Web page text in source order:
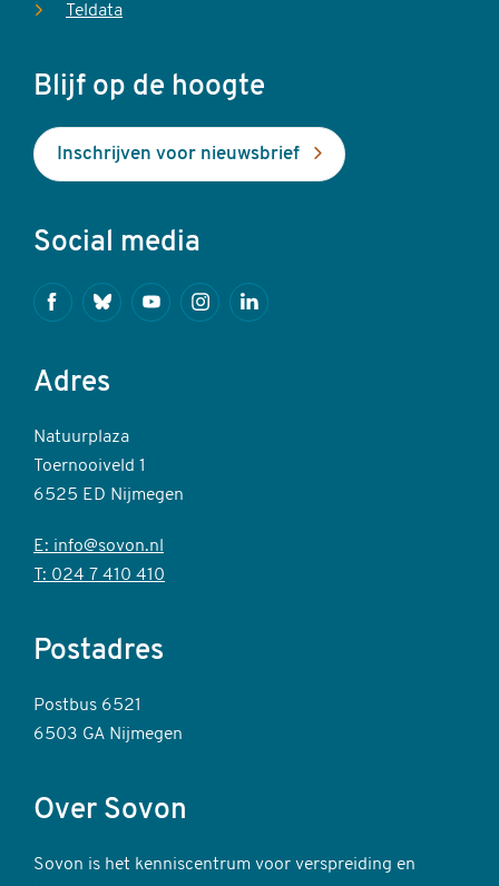
Teldata
Blijf op de hoogte
Inschrijven voor nieuwsbrief
Social media
FacebookBlueskyYoutubeInstagramLinkedin
Adres
Natuurplaza
Toernooiveld 1
6525 ED Nijmegen
E: info@sovon.nl
T: 024 7 410 410
Postadres
Postbus 6521
6503 GA Nijmegen
Over Sovon
Sovon is het kenniscentrum voor verspreiding en